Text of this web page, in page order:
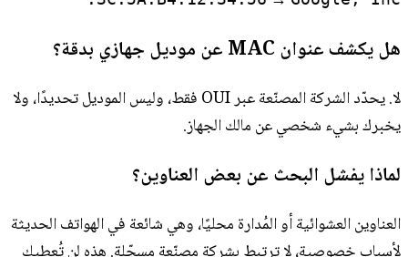
هل يكشف عنوان MAC عن موديل جهازي بدقة؟
لا. يحدّد الشركة المصنّعة عبر OUI فقط، وليس الموديل تحديدًا، ولا
يخبرك بشيء شخصي عن مالك الجهاز.
لماذا يفشل البحث عن بعض العناوين؟
العناوين العشوائية أو المُدارة محليًا، وهي شائعة في الهواتف الحديثة